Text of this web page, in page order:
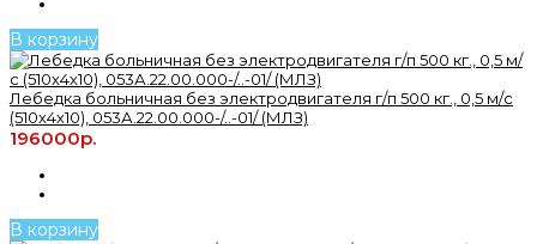
В корзину
Лебедка больничная без электродвигателя г/п 500 кг., 0,5 м/с
(510х4х10), 053А.22.00.000-/..-01/ (МЛЗ)
196000р.
В корзину